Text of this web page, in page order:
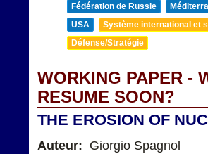
Fédération de Russie
USA
Système international et
Défense/Stratégie
WORKING PAPER -
RESUME SOON?
THE EROSION OF
Auteur: Giorgio Spagnol